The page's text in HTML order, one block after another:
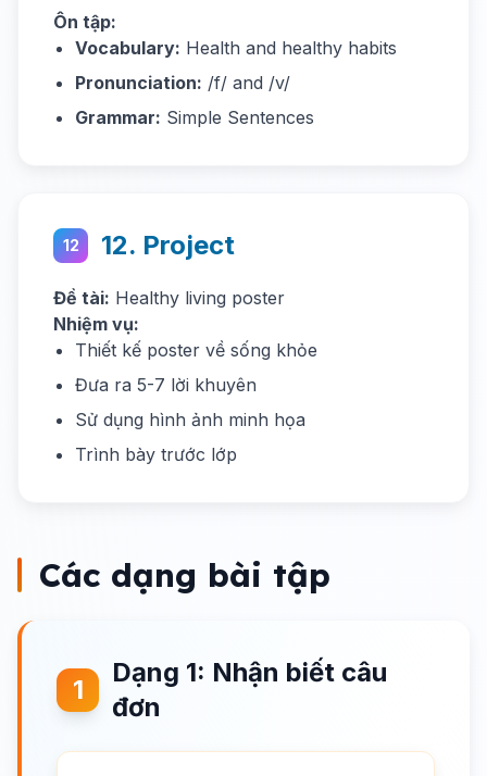
Ôn tập:
Vocabulary: Health and healthy habits
Pronunciation: /f/ and /v/
Grammar: Simple Sentences
12 12. Project
Đề tài: Healthy living poster
Nhiệm vụ:
Thiết kế poster về sống khỏe
Đưa ra 5-7 lời khuyên
Sử dụng hình ảnh minh họa
Trình bày trước lớp
Các dạng bài tập
1
Dạng 1: Nhận biết câu
đơn